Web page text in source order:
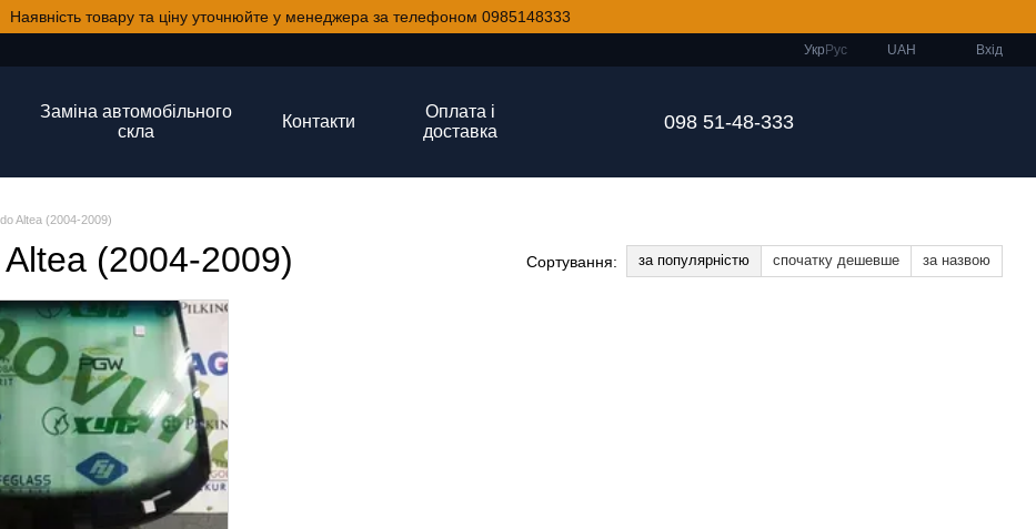
Наявність товару та ціну уточнюйте у менеджера за телефоном 0985148333
Укр Рус UAH Вхід
Заміна автомобільного
скла
Контакти
Оплата і
доставка
098 51-48-333
Altea (2004-2009)
(2004-2009) Сортування: за популярністю спочатку дешевше за назвою